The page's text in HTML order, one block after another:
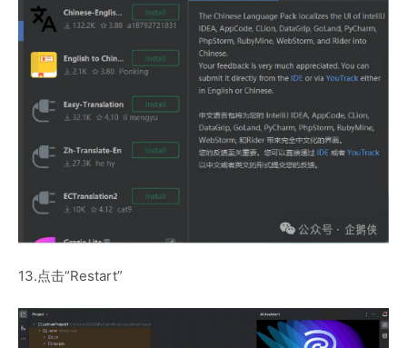
13.点击“Restart”